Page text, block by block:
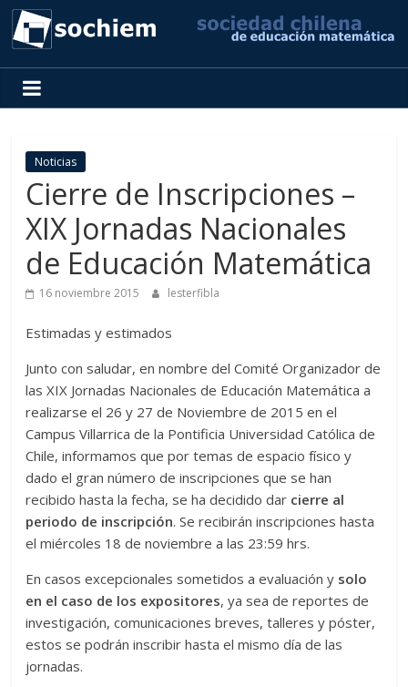
SOCHIEM
Sociedad
de
Educación
Matemática
Noticias
Cierre de Inscripciones –
XIX Jornadas Nacionales
de Educación Matemática
16 noviembre 2015 lesterfibla
Estimadas y estimados
Junto con saludar, en nombre del Comité Organizador de
las XIX Jornadas Nacionales de Educación Matemática a
realizarse el 26 y 27 de Noviembre de 2015 en el
Campus Villarrica de la Pontificia Universidad Católica de
Chile, informamos que por temas de espacio físico y
dado el gran número de inscripciones que se han
recibido hasta la fecha, se ha decidido dar cierre al
periodo de inscripción. Se recibirán inscripciones hasta
el miércoles 18 de noviembre a las 23:59 hrs.
En casos excepcionales sometidos a evaluación y solo
en el caso de los expositores, ya sea de reportes de
investigación, comunicaciones breves, talleres y póster,
estos se podrán inscribir hasta el mismo día de las
jornadas.